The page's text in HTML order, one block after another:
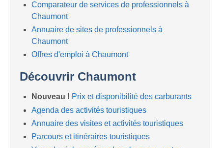
Comparateur de services de professionnels à
Chaumont
Annuaire de sites de professionnels à
Chaumont
Offres d'emploi à Chaumont
Découvrir Chaumont
Nouveau ! Prix et disponibilité des carburants
Agenda des activités touristiques
Annuaire des visites et activités touristiques
Parcours et itinéraires touristiques